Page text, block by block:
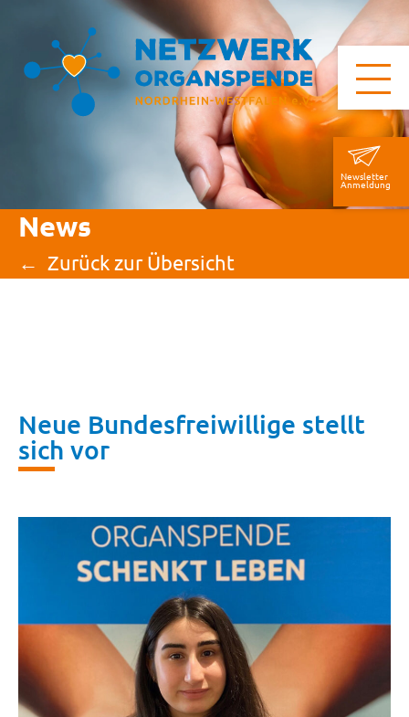
News
Zurück zur Übersicht
Neue Bundesfreiwillige stellt
sich vor
Newsletter
Anmeldung